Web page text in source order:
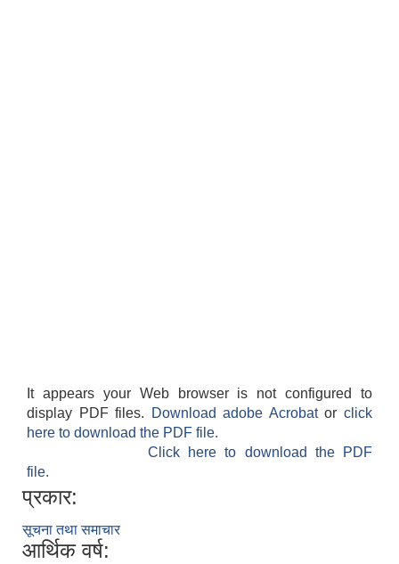
It appears your Web browser is not configured to
display PDF files.
Download adobe Acrobatorclick
here to download the PDF file.
Click here to download the PDF
file.
प्रकार:
सूचना तथा समाचार
आर्थिक वर्ष: